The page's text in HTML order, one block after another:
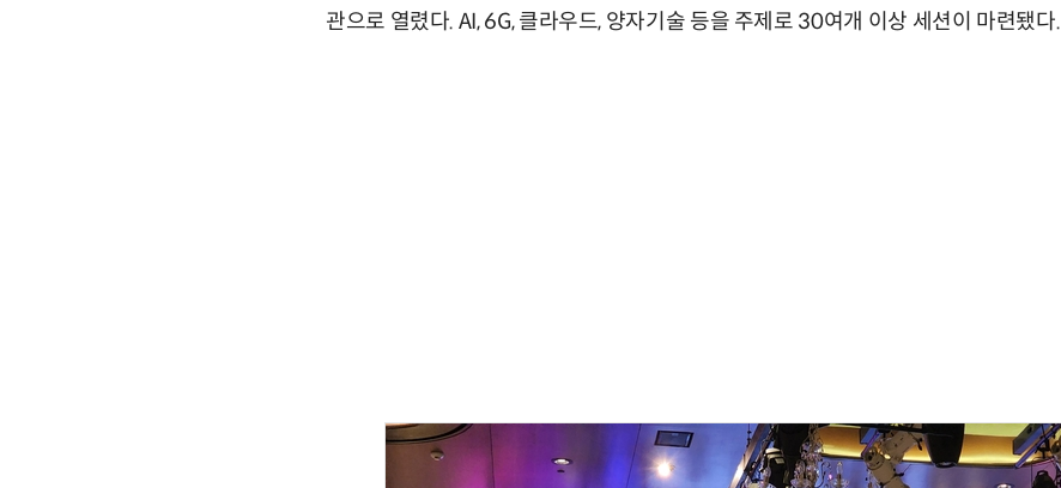
관으로 열렸다. AI, 6G, 클라우드, 양자기술 등을 주제로 30여개 이상 세션이 마련됐다.